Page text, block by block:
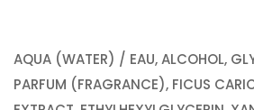
AQUA (WATER) / EAU, ALCOHOL,
PARFUM (FRAGRANCE), FICUS